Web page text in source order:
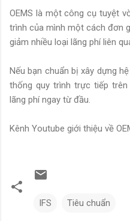
OEMS là một công cụ tuyệt
trình của mình một cách đơn
giảm nhiều loại lãng phí liên
Nếu bạn chuẩn bị xây dựng
thống quy trình trực tiếp
lãng phí ngay từ đầu.
Kênh Youtube giới thiệu về
IFS Tiêu chuẩn